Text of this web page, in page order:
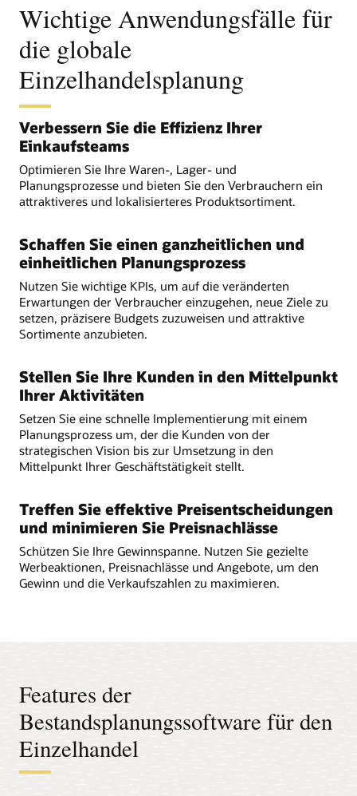
Wichtige Anwendungsfälle für
die globale
Einzelhandelsplanung
Verbessern Sie die Effizienz Ihrer
Einkaufsteams
Optimieren Sie Ihre Waren-, Lager- und
Planungsprozesse und bieten Sie den Verbrauchern ein
attraktiveres und lokalisierteres Produktsortiment.
Schaffen Sie einen ganzheitlichen und
einheitlichen Planungsprozess
Nutzen Sie wichtige KPIs, um auf die veränderten
Erwartungen der Verbraucher einzugehen, neue Ziele zu
setzen, präzisere Budgets zuzuweisen und attraktive
Sortimente anzubieten.
Stellen Sie Ihre Kunden in den Mittelpunkt
Ihrer Aktivitäten
Setzen Sie eine schnelle Implementierung mit einem
Planungsprozess um, der die Kunden von der
strategischen Vision bis zur Umsetzung in den
Mittelpunkt Ihrer Geschäftstätigkeit stellt.
Treffen Sie effektive Preisentscheidungen
und minimieren Sie Preisnachlässe
Schützen Sie Ihre Gewinnspanne. Nutzen Sie gezielte
Werbeaktionen, Preisnachlässe und Angebote, um den
Gewinn und die Verkaufszahlen zu maximieren.
Features der
Bestandsplanungssoftware für den
Einzelhandel